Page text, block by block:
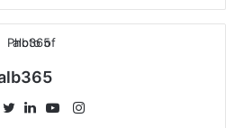
Instagram